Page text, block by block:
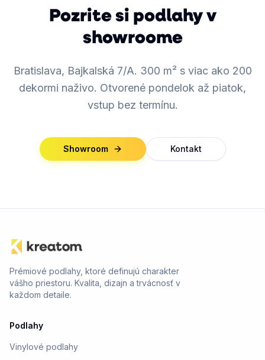
Pozrite si podlahy v
showroome
Bratislava, Bajkalská 7/A. 300 m² s viac ako 200
dekormi naživo. Otvorené pondelok až piatok,
vstup bez termínu.
Showroom Kontakt
Prémiové podlahy, ktoré definujú charakter
vášho priestoru. Kvalita, dizajn a trvácnosť v
každom detaile.
Podlahy
Vinylové podlahy